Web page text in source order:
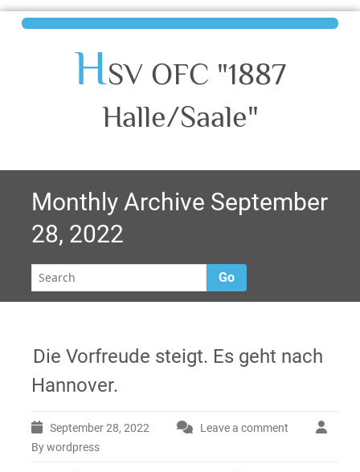
HSV OFC "1887
Halle/Saale"
Monthly Archive September
28, 2022
Go
Die Vorfreude steigt. Es geht nach
Hannover.
September 28, 2022
Leave a comment
By wordpress